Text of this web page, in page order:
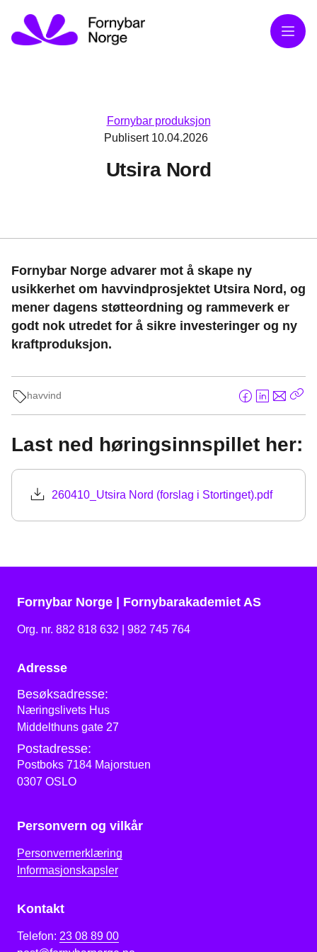
Meny
Fornybar produksjon
Publisert 10.04.2026
Utsira Nord
Fornybar Norge advarer mot å skape ny
usikkerhet om havvindprosjektet Utsira Nord, og
mener dagens støtteordning og rammeverk er
godt nok utredet for å sikre investeringer og ny
kraftproduksjon.
havvind
F
c
e
b
o
k
L
n
k
e
n
E
o
s
t
Last ned høringsinnspillet her:
260410_Utsira Nord (forslag i Stortinget).pdf
Fornybar Norge | Fornybarakademiet AS
Org. nr. 882 818 632 | 982 745 764
Adresse
Besøksadresse:
Næringslivets Hus
Middelthuns gate 27
Postadresse:
Postboks 7184 Majorstuen
0307 OSLO
Personvern og vilkår
Personvernerklæring
Informasjonskapsler
Kontakt
Telefon: 23 08 89 00